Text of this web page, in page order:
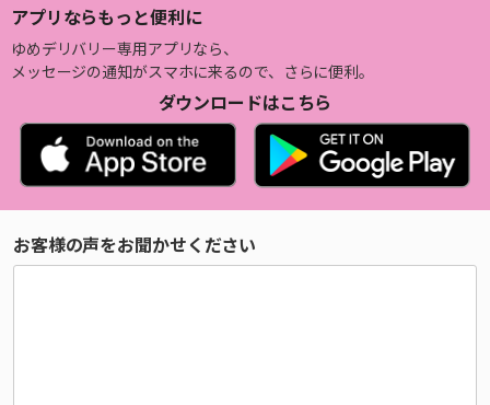
アプリならもっと便利に
ゆめデリバリー専用アプリなら、
メッセージの通知がスマホに来るので、さらに便利。
ダウンロードはこちら
お客様の声をお聞かせください